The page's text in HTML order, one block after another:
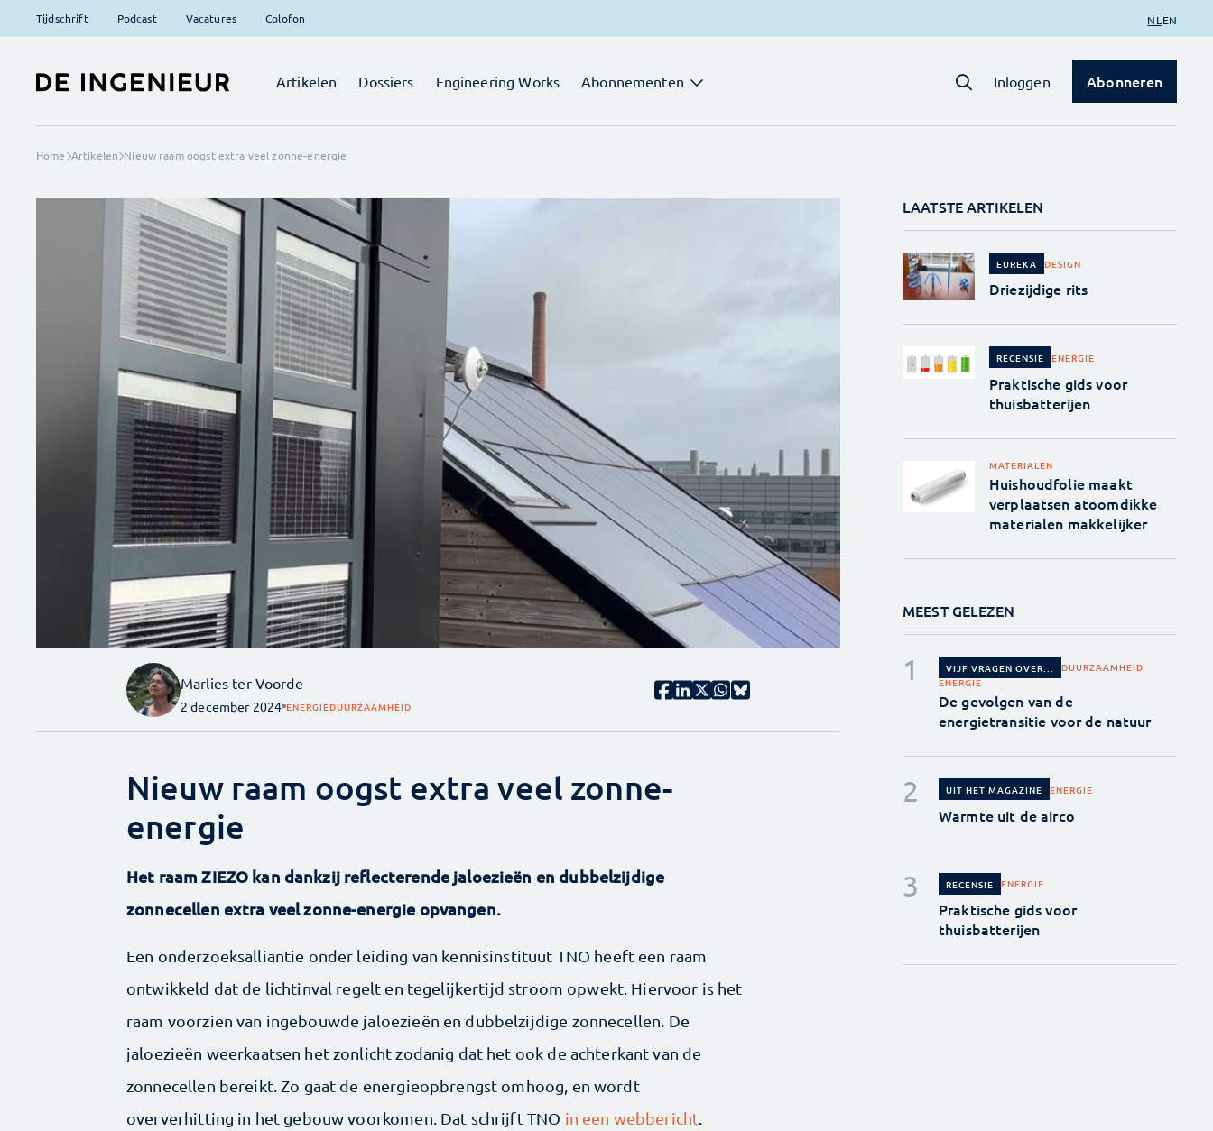
Tijdschrift Podcast Vacatures Colofon NL EN
Artikelen Dossiers Engineering Works Abonnementen Inloggen Abonneren
Home Artikelen Nieuw raam oogst extra veel zonne-energie
Marlies ter Voorde
2 december 2024 ENERGIEDUURZAAMHEID
Nieuw raam oogst extra veel zonne-
energie
Het raam ZIEZO kan dankzij reflecterende jaloezieën en dubbelzijdige
zonnecellen extra veel zonne-energie opvangen.
Een onderzoeksalliantie onder leiding van kennisinstituut TNO heeft een raam
ontwikkeld dat de lichtinval regelt en tegelijkertijd stroom opwekt. Hiervoor is het
raam voorzien van ingebouwde jaloezieën en dubbelzijdige zonnecellen. De
jaloezieën weerkaatsen het zonlicht zodanig dat het ook de achterkant van de
zonnecellen bereikt. Zo gaat de energieopbrengst omhoog, en wordt
oververhitting in het gebouw voorkomen. Dat schrijft TNO in een webbericht
LAATSTE ARTIKELEN
EUREKA DESIGN
Driezijdige rits
RECENSIE ENERGIE
Praktische gids voor
thuisbatterijen
MATERIALEN
Huishoudfolie maakt
verplaatsen atoomdikke
materialen makkelijker
MEEST GELEZEN
VIJF VRAGEN OVER...
DUURZAAMHEID
ENERGIE
De gevolgen van de
energietransitie voor de natuur
UIT HET MAGAZINE ENERGIE
Warmte uit de airco
RECENSIE ENERGIE
Praktische gids voor
thuisbatterijen